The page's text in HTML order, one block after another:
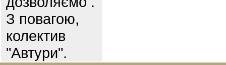
З повагою,
колектив
"Автури".